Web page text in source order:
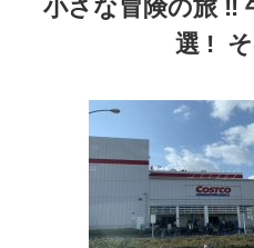
小さな冒険の旅 ‼︎
選 !